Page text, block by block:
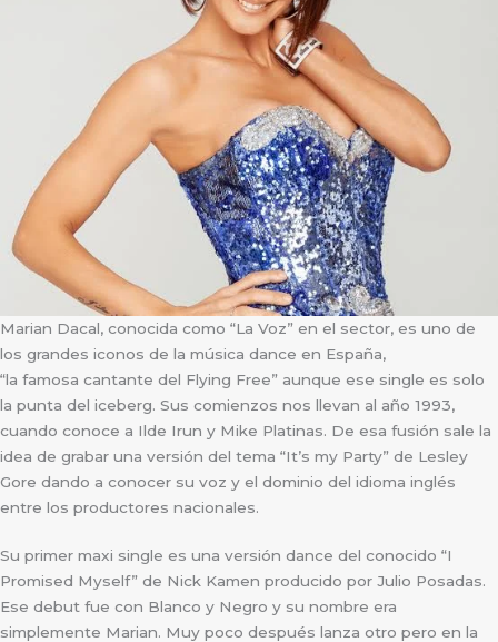
Marian Dacal, conocida como “La Voz” en el sector, es uno de
los grandes iconos de la música dance en España,
“la famosa cantante del Flying Free” aunque ese single es solo
la punta del iceberg. Sus comienzos nos llevan al año 1993,
cuando conoce a Ilde Irun y Mike Platinas. De esa fusión sale la
idea de grabar una versión del tema “It’s my Party” de Lesley
Gore dando a conocer su voz y el dominio del idioma inglés
entre los productores nacionales.
Su primer maxi single es una versión dance del conocido “I
Promised Myself” de Nick Kamen producido por Julio Posadas.
Ese debut fue con Blanco y Negro y su nombre era
simplemente Marian. Muy poco después lanza otro pero en la